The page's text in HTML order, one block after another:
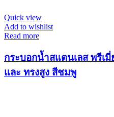
Quick view
Add to wishlist
Read more
กระบอกน้ำสแตนเลส พรีเ
และ ทรงสูง สีชมพู